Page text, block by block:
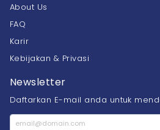
About Us
FAQ
Karir
Kebijakan & Privasi
Newsletter
Daftarkan E-mail anda untuk